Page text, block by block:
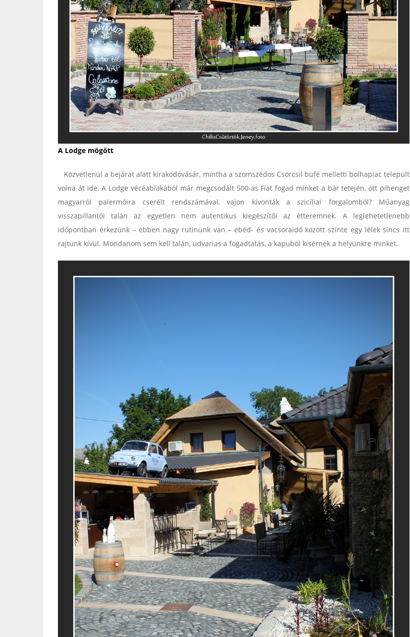
A Lodge mögött
Közvetlenül a bejárat alatt kirakodóvásár, mintha a szomszédos Csörcsil büfé melletti bolhapiac települt
volna át ide. A Lodge vécéablakából már megcsodált 500-as Fiat fogad minket a bár tetején, ott pihenget
magyarról palermóira cserélt rendszámával, vajon kivonták a szicíliai forgalomból? Műanyag
visszapillantói talán az egyetlen nem autentikus kiegészítői az étteremnek. A leglehetetlenebb
időpontban érkezünk – ebben nagy rutinunk van – ebéd- és vacsoraidő között szinte egy lélek sincs itt
rajtunk kívül. Mondanom sem kell talán, udvarias a fogadtatás, a kapuból kísérnek a helyünkre minket.